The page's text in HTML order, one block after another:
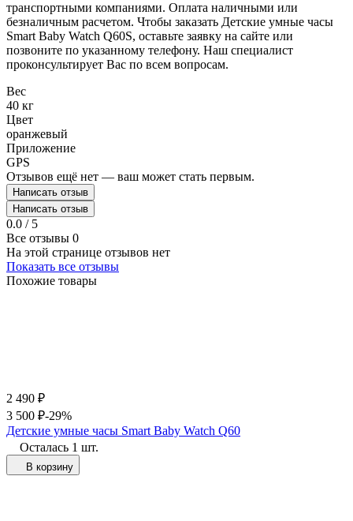
транспортными компаниями. Оплата наличными или
безналичным расчетом. Чтобы заказать Детские умные часы
Smart Baby Watch Q60S, оставьте заявку на сайте или
позвоните по указанному телефону. Наш специалист
проконсультирует Вас по всем вопросам.
Вес
40 кг
Цвет
оранжевый
Приложение
GPS
Отзывов ещё нет — ваш может стать первым.
Написать отзыв
Написать отзыв
0.0 / 5
Все отзывы 0
На этой странице отзывов нет
Показать все отзывы
Похожие товары
2 490 ₽
3 500 ₽-29%
Детские умные часы Smart Baby Watch Q60
Осталась 1 шт.
В корзину